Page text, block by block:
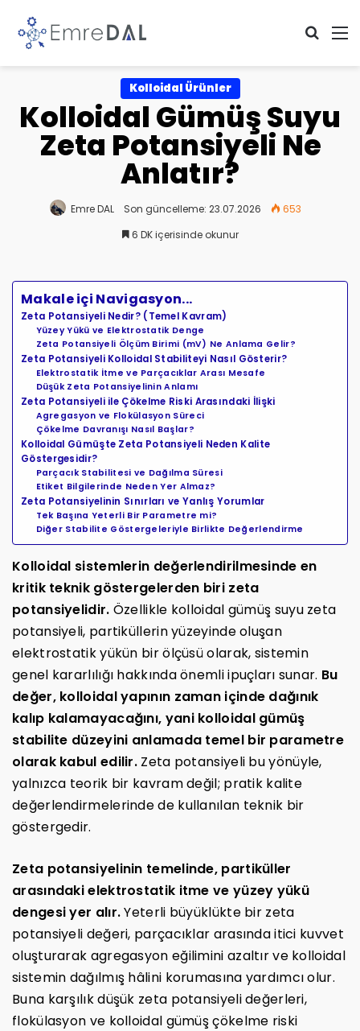
Kolloidal Ürünler
Kolloidal Gümüş Suyu
Zeta Potansiyeli Ne
Anlatır?
Emre DAL Son güncelleme: 23.07.2026
653
6 DK içerisinde okunur
Makale içi Navigasyon...
Zeta Potansiyeli Nedir? (Temel Kavram)
Yüzey Yükü ve Elektrostatik Denge
Zeta Potansiyeli Ölçüm Birimi (mV) Ne Anlama Gelir?
Zeta Potansiyeli Kolloidal Stabiliteyi Nasıl Gösterir?
Elektrostatik İtme ve Parçacıklar Arası Mesafe
Düşük Zeta Potansiyelinin Anlamı
Zeta Potansiyeli ile Çökelme Riski Arasındaki İlişki
Agregasyon ve Flokülasyon Süreci
Çökelme Davranışı Nasıl Başlar?
Kolloidal Gümüşte Zeta Potansiyeli Neden Kalite
Göstergesidir?
Parçacık Stabilitesi ve Dağılma Süresi
Etiket Bilgilerinde Neden Yer Almaz?
Zeta Potansiyelinin Sınırları ve Yanlış Yorumlar
Tek Başına Yeterli Bir Parametre mi?
Diğer Stabilite Göstergeleriyle Birlikte Değerlendirme
Kolloidal sistemlerin değerlendirilmesinde en
kritik teknik göstergelerden biri zeta
potansiyelidir. Özellikle kolloidal gümüş suyu zeta
potansiyeli, partiküllerin yüzeyinde oluşan
elektrostatik yükün bir ölçüsü olarak, sistemin
genel kararlılığı hakkında önemli ipuçları sunar. Bu
değer, kolloidal yapının zaman içinde dağınık
kalıp kalamayacağını, yani kolloidal gümüş
stabilite düzeyini anlamada temel bir parametre
olarak kabul edilir. Zeta potansiyeli bu yönüyle,
yalnızca teorik bir kavram değil; pratik kalite
değerlendirmelerinde de kullanılan teknik bir
göstergedir.
Zeta potansiyelinin temelinde, partiküller
arasındaki elektrostatik itme ve yüzey yükü
dengesi yer alır.Yeterli büyüklükte bir zeta
potansiyeli değeri, parçacıklar arasında itici kuvvet
oluşturarak agregasyon eğilimini azaltır ve kolloidal
sistemin dağılmış hâlini korumasına yardımcı olur.
Buna karşılık düşük zeta potansiyeli değerleri,
flokülasyon ve kolloidal gümüş çökelme riski